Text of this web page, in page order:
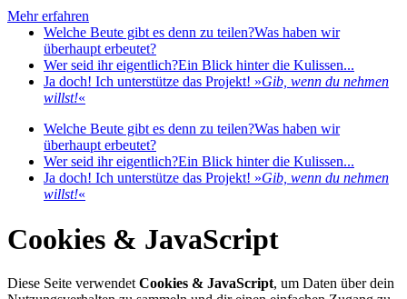
Mehr erfahren
Welche Beute gibt es denn zu teilen?Was haben wir
überhaupt erbeutet?
Wer seid ihr eigentlich?Ein Blick hinter die Kulissen...
Ja doch! Ich unterstütze das Projekt! »Gib, wenn du nehmen
willst!«
Welche Beute gibt es denn zu teilen?Was haben wir
überhaupt erbeutet?
Wer seid ihr eigentlich?Ein Blick hinter die Kulissen...
Ja doch! Ich unterstütze das Projekt! »Gib, wenn du nehmen
willst!«
Cookies & JavaScript
Diese Seite verwendet Cookies & JavaScript, um Daten über dein